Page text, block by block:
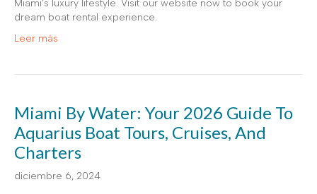
Miami’s luxury lifestyle. Visit our website now to book your
dream boat rental experience.
Leer más
Miami By Water: Your 2026 Guide To
Aquarius Boat Tours, Cruises, And
Charters
diciembre 6, 2024